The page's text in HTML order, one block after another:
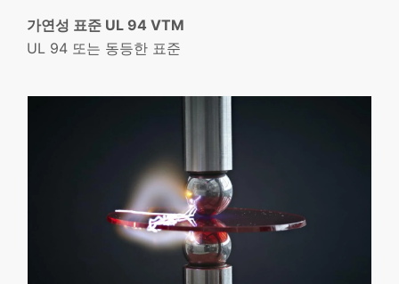
가연성 표준 UL 94 VTM
UL 94 또는 동등한 표준